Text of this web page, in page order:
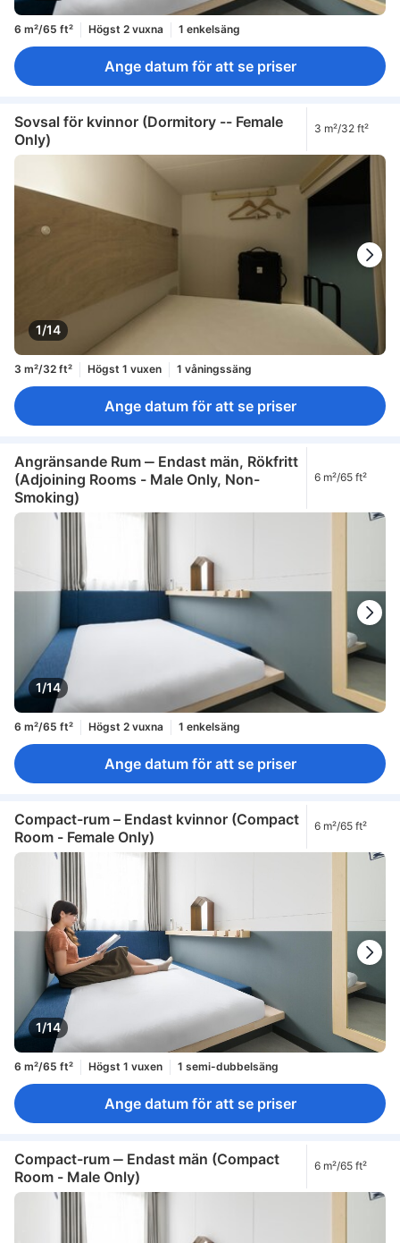
6 m²/65 ft² Högst 2 vuxna 1 enkelsäng
Ange datum för att se priser
Sovsal för kvinnor (Dormitory -- Female
Only)
3 m²/32 ft²
1/14
3 m²/32 ft² Högst 1 vuxen 1 våningssäng
Ange datum för att se priser
Angränsande Rum ‒ Endast män, Rökfritt
(Adjoining Rooms - Male Only, Non-
Smoking)
6 m²/65 ft²
1/14
6 m²/65 ft² Högst 2 vuxna 1 enkelsäng
Ange datum för att se priser
Compact-rum – Endast kvinnor (Compact
Room - Female Only)
6 m²/65 ft²
1/14
6 m²/65 ft² Högst 1 vuxen 1 semi-dubbelsäng
Ange datum för att se priser
Compact-rum ‒ Endast män (Compact
Room - Male Only)
6 m²/65 ft²